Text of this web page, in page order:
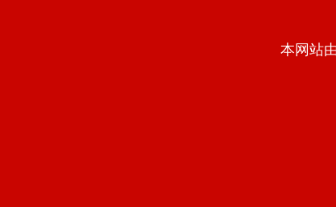
本网站